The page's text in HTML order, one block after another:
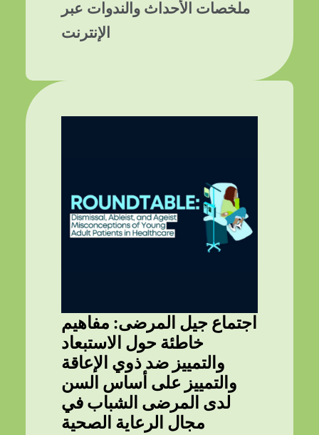
ملخصات الأحداث والندوات عبر
الإنترنت
اجتماع جيل المرضى: مفاهيم
خاطئة حول الاستبعاد
والتمييز ضد ذوي الإعاقة
والتمييز على أساس السن
لدى المرضى الشباب في
مجال الرعاية الصحية